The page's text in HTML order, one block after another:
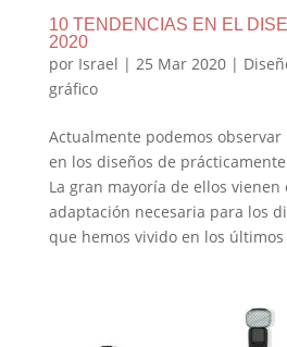
10 TENDENCIAS EN EL
2020
por Israel | 25 Mar 2020|
gráfico
Actualmente podemos
en los diseños de
La gran mayoría de ellos
adaptación necesaria para los
que hemos vivido en los últimos